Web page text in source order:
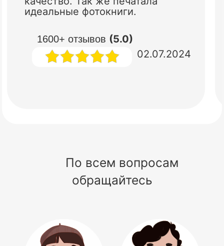
1600+ отзывов (5.0)
идеальные фотокниги.
02.07.2024
По всем вопросам
обращайтесь